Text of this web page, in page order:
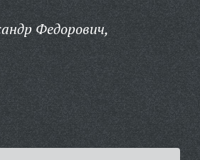
Федорович,